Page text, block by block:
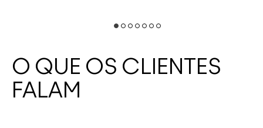
O QUE OS CLIENTES
FALAM